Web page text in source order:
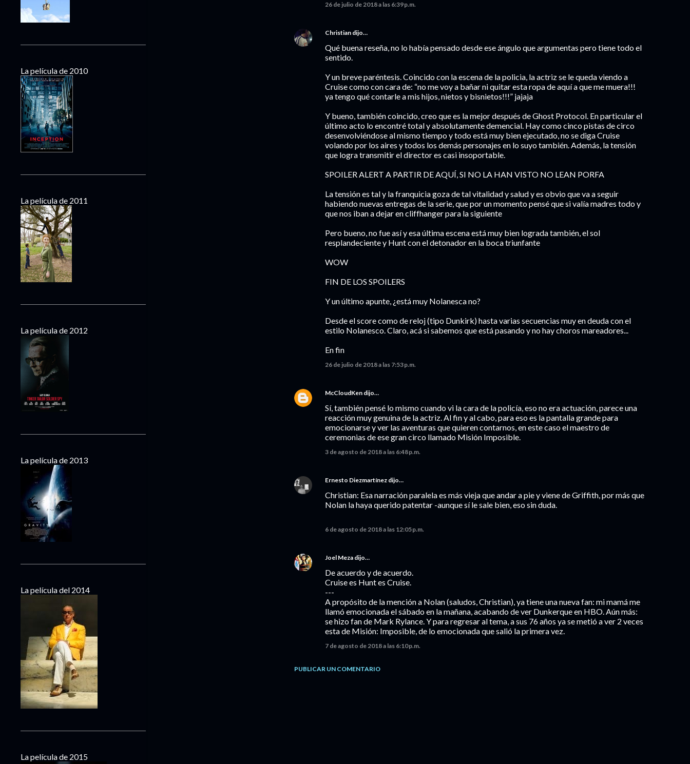
26 de julio de 2018 a las 6:39 p.m.
Christian dijo…
Qué buena reseña, no lo había pensado desde ese ángulo que argumentas pero tiene todo el
sentido.
Y un breve paréntesis. Coincido con la escena de la policia, la actriz se le queda viendo a
Cruise como con cara de: “no me voy a bañar ni quitar esta ropa de aquí a que me muera!!!
ya tengo qué contarle a mis hijos, nietos y bisnietos!!!” jajaja
Y bueno, también coincido, creo que es la mejor después de Ghost Protocol. En particular el
último acto lo encontré total y absolutamente demencial. Hay como cinco pistas de circo
desenvolviéndose al mismo tiempo y todo está muy bien ejecutado, no se diga Cruise
volando por los aires y todos los demás personajes en lo suyo también. Además, la tensión
que logra transmitir el director es casi insoportable.
SPOILER ALERT A PARTIR DE AQUÍ, SI NO LA HAN VISTO NO LEAN PORFA
La tensión es tal y la franquicia goza de tal vitalidad y salud y es obvio que va a seguir
habiendo nuevas entregas de la serie, que por un momento pensé que si valía madres todo y
que nos iban a dejar en cliffhanger para la siguiente
Pero bueno, no fue así y esa última escena está muy bien lograda también, el sol
resplandeciente y Hunt con el detonador en la boca triunfante
WOW
FIN DE LOS SPOILERS
Y un último apunte, ¿está muy Nolanesca no?
Desde el score como de reloj (tipo Dunkirk) hasta varias secuencias muy en deuda con el
estilo Nolanesco. Claro, acá si sabemos que está pasando y no hay choros mareadores...
En fin
26 de julio de 2018 a las 7:53 p.m.
McCloudKen dijo…
Sí, también pensé lo mismo cuando vi la cara de la policía, eso no era actuación, parece una
reacción muy genuina de la actriz. Al fin y al cabo, para eso es la pantalla grande para
emocionarse y ver las aventuras que quieren contarnos, en este caso el maestro de
ceremonias de ese gran circo llamado Misión Imposible.
3 de agosto de 2018 a las 6:48 p.m.
Ernesto Diezmartínez dijo…
Christian: Esa narración paralela es más vieja que andar a pie y viene de Griffith, por más que
Nolan la haya querido patentar -aunque sí le sale bien, eso sin duda.
6 de agosto de 2018 a las 12:05 p.m.
Joel Meza dijo…
De acuerdo y de acuerdo.
Cruise es Hunt es Cruise.
---
A propósito de la mención a Nolan (saludos, Christian), ya tiene una nueva fan: mi mamá me
llamó emocionada el sábado en la mañana, acabando de ver Dunkerque en HBO. Aún más:
se hizo fan de Mark Rylance. Y para regresar al tema, a sus 76 años ya se metió a ver 2 veces
esta de Misión: Imposible, de lo emocionada que salió la primera vez.
7 de agosto de 2018 a las 6:10 p.m.
PUBLICAR UN COMENTARIO
La película de 2010
La película de 2011
La película de 2012
La película de 2013
La película del 2014
La película de 2015